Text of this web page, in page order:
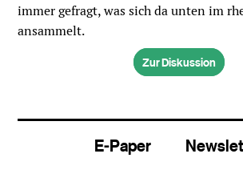
immer gefragt, was sich da unten im
ansammelt.
Zur Diskussion
E-Paper